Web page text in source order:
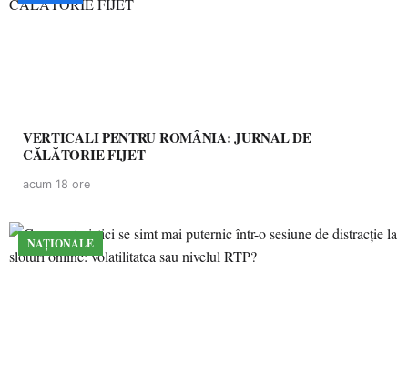
VERTICALI PENTRU ROMÂNIA: JURNAL DE
CĂLĂTORIE FIJET
acum 18 ore
NAȚIONALE